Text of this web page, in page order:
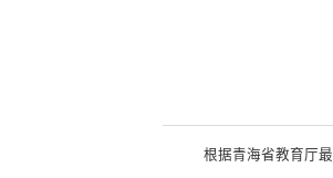
根据青海省教育厅